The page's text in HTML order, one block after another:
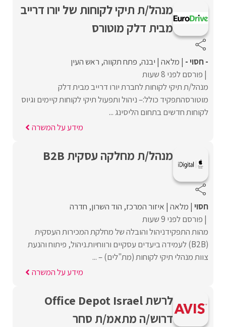
מנהל/ת תיקי לקוחות של יורו דרייב
מבית דלק מוטורס
- חסוי - מלאה יבנה פתח תקווה ראש העין
פורסם לפני 8 שעות
מנהל/ת תיקי לקוחות לחברת יורו דרייב מבית דלק
מוטורסהתפקיד כולל:– ניהול ותפעול תיקי לקוחות קיימים וגיוס
לקוחות חדשים בתחום הליסינג ...
מידע על המשרה
מנהל/ת מחלקה עסקית B2B
חסוי מלאה איזור המרכז הוד השרון חדרה
פורסם לפני 9 שעות
מהות התפקידניהול והובלה של מחלקת המכירות העסקית
(B2B) לעמידה ביעדים עסקיים ורווחיות.ניהול, פיתוח והנעת
צוות מנהלי תיקי לקוחות (מת"לים) – ...
מידע על המשרה
לרשת Office Depot Israel
דרוש/ה מתאמ/ת סחר